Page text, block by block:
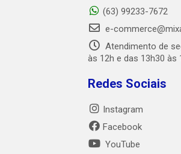
(63) 99233-7672
e-
Atendimento de
às 12h e das 13h30 às
Redes Sociais
Instagram
Facebook
YouTube